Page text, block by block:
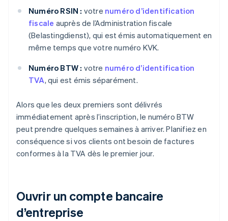
Numéro RSIN : votre numéro d’identification
fiscale auprès de l’Administration fiscale
(Belastingdienst), qui est émis automatiquement en
même temps que votre numéro KVK.
Numéro BTW : votre numéro d’identification
TVA, qui est émis séparément.
Alors que les deux premiers sont délivrés
immédiatement après l’inscription, le numéro BTW
peut prendre quelques semaines à arriver. Planifiez en
conséquence si vos clients ont besoin de factures
conformes à la TVA dès le premier jour.
Ouvrir un compte bancaire
d’entreprise